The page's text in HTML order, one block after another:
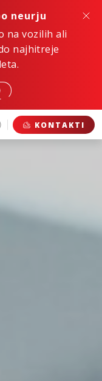
neurju
na vozilih ali
najhitreje
KONTAKTI